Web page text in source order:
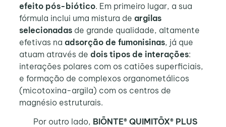
efeito pós-biótico. Em primeiro lugar, a sua
fórmula inclui uma mistura de argilas
selecionadasde grande qualidade, altamente
efetivas na adsorção de fumonisinas, já que
atuam através de dois tipos de interações:
interações polares com os catiões superficiais,
e formação de complexos organometálicos
(micotoxina-argila) com os centros de
magnésio estruturais.
Por outro lado, BIŌNTE® QUIMITŌX® PLUS